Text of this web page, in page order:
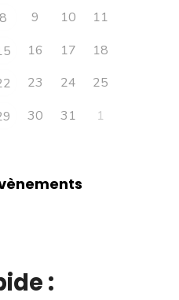
8 9 10
11
16 17
18
23 24
25
30 31 1
: